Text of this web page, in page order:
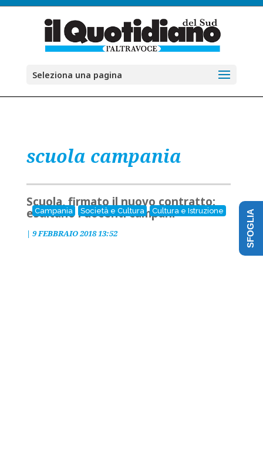
Seleziona una pagina
scuola campania
Campania Società e Cultura Cultura e Istruzione
Scuola, firmato il nuovo contratto:
esultano i docenti campani
| 9 FEBBRAIO 2018 13:52 SFOGLIA